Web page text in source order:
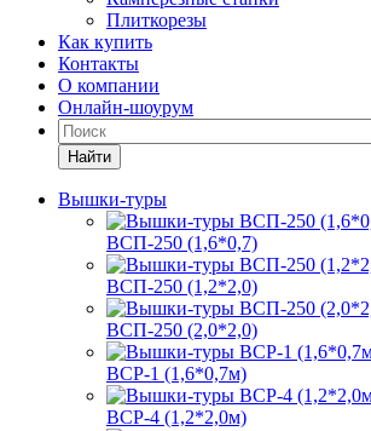
Плиткорезы
Как купить
Контакты
О компании
Онлайн-шоурум
Найти
Вышки-туры
ВСП-250 (1,6*0,7)
ВСП-250 (1,2*2,0)
ВСП-250 (2,0*2,0)
ВСР-1 (1,6*0,7м)
ВСР-4 (1,2*2,0м)